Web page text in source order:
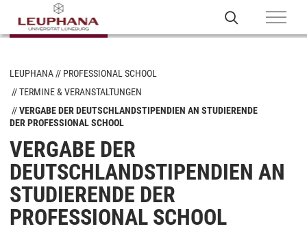
LEUPHANA
PROFESSIONAL SCHOOL
TERMINE & VERANSTALTUNGEN
VERGABE DER DEUTSCHLANDSTIPENDIEN AN STUDIERENDE
DER PROFESSIONAL SCHOOL
VERGABE DER
DEUTSCHLANDSTIPENDIEN AN
STUDIERENDE DER
PROFESSIONAL SCHOOL